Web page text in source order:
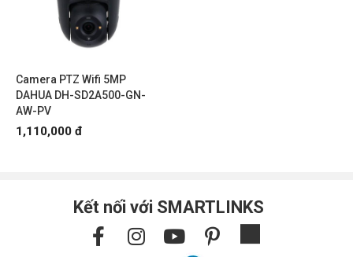
Camera PTZ Wifi 5MP
DAHUA DH-SD2A500-GN-
AW-PV
1,110,000 đ
Kết nối với SMARTLINKS